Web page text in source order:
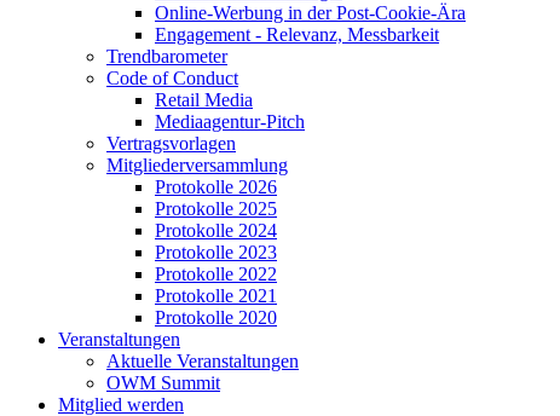
Online-Werbung in der Post-Cookie-Ära
Engagement - Relevanz, Messbarkeit
Trendbarometer
Code of Conduct
Retail Media
Mediaagentur-Pitch
Vertragsvorlagen
Mitgliederversammlung
Protokolle 2026
Protokolle 2025
Protokolle 2024
Protokolle 2023
Protokolle 2022
Protokolle 2021
Protokolle 2020
Veranstaltungen
Aktuelle Veranstaltungen
OWM Summit
Mitglied werden